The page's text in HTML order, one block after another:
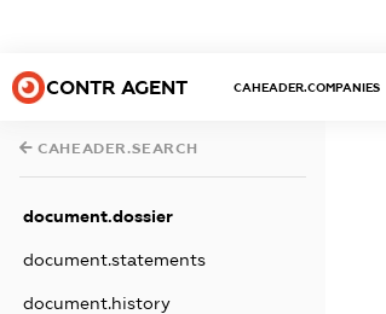
CONTR AGENT CAHEADER.COMPANIES
CAHEADER.SEARCH
document.dossier
document.statements
document.history